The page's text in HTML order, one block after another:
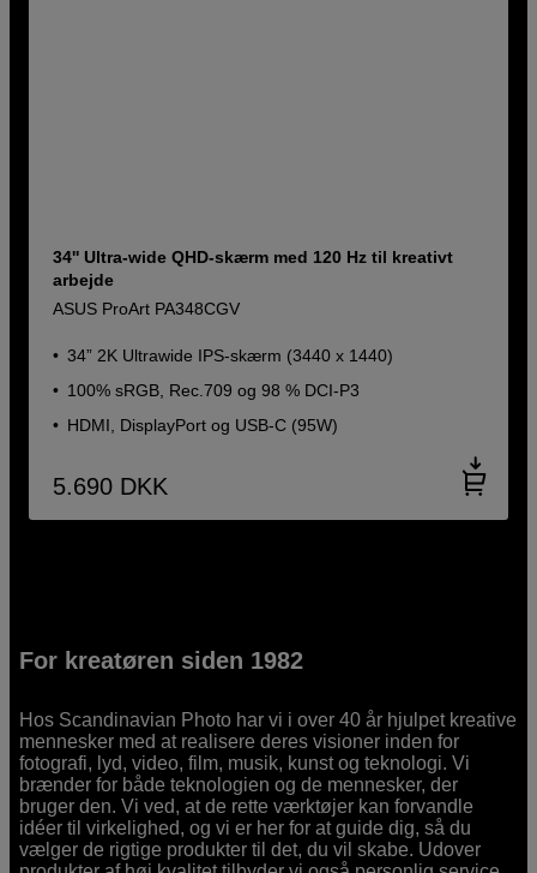
34'' Ultra-wide QHD-skærm med 120 Hz til kreativt
arbejde
ASUS ProArt PA348CGV
34” 2K Ultrawide IPS-skærm (3440 x 1440)
100% sRGB, Rec.709 og 98 % DCI-P3
HDMI, DisplayPort og USB-C (95W)
5.690 DKK
For kreatøren siden 1982
Hos Scandinavian Photo har vi i over 40 år hjulpet kreative
mennesker med at realisere deres visioner inden for
fotografi, lyd, video, film, musik, kunst og teknologi. Vi
brænder for både teknologien og de mennesker, der
bruger den. Vi ved, at de rette værktøjer kan forvandle
idéer til virkelighed, og vi er her for at guide dig, så du
vælger de rigtige produkter til det, du vil skabe. Udover